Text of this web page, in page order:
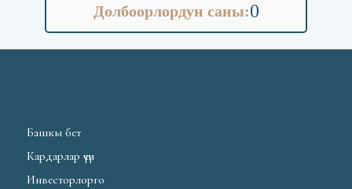
Долбоорлордун саны:0
Башкы бет
Кардарлар үчүн
Инвесторлорго